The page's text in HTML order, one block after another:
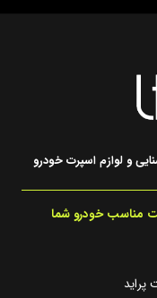
و لوازم اسپرت خودرو
مناسب خودرو شما
پراید